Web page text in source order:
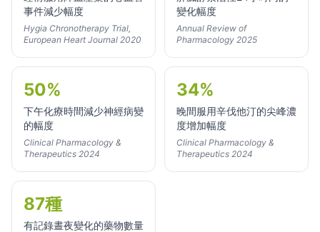
事件減少幅度
Hygia Chronotherapy Trial,
European Heart Journal 2020
變化幅度
Annual Review of
Pharmacology 2025
50%
下午化療時間減少神經病變
的幅度
Clinical Pharmacology &
Therapeutics 2024
34%
晚間服用辛伐他汀的尖峰濃
度增加幅度
Clinical Pharmacology &
Therapeutics 2024
87種
有記錄晝夜變化的藥物數量